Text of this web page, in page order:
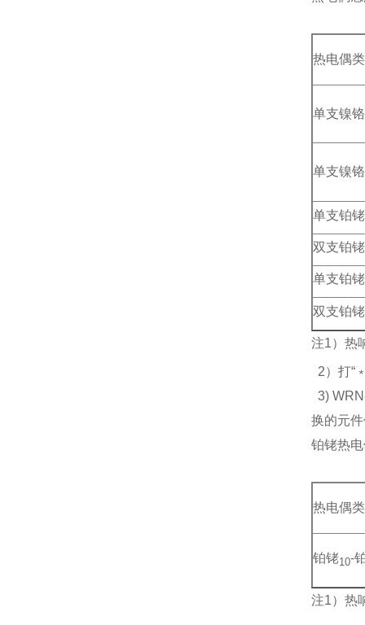
热电偶
单支镍
单支镍
单支铂铑
双支铂铑
单支铂铑
双支铂铑
注1）热
2）打
3)
换的元
铂铑热
热电偶
铂铑10-
注1）热